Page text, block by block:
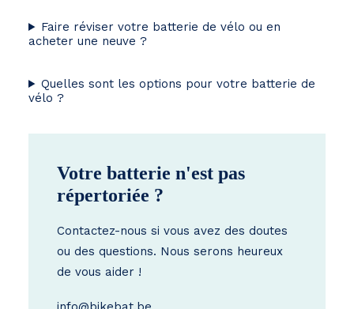
Faire réviser votre batterie de vélo ou en
acheter une neuve ?
Quelles sont les options pour votre batterie de
vélo ?
Votre batterie n'est pas
répertoriée ?
Contactez-nous si vous avez des doutes
ou des questions. Nous serons heureux
de vous aider !